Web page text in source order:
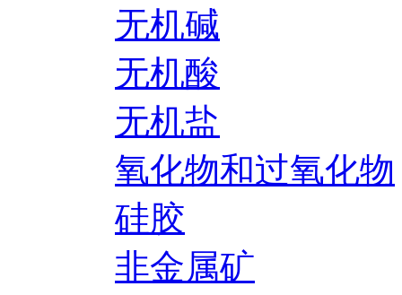
无机碱
无机酸
无机盐
氧化物和过氧化物
硅胶
非金属矿